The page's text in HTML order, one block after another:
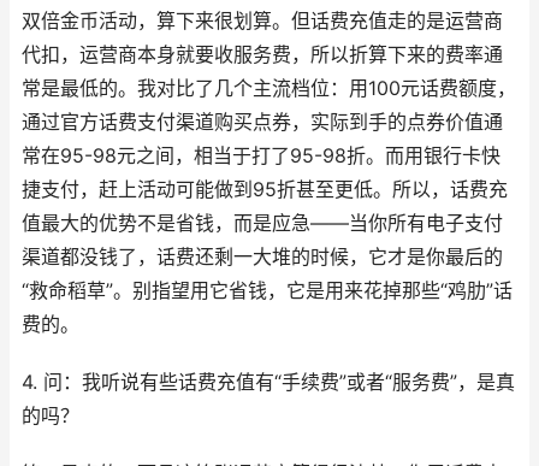
双倍金币活动，算下来很划算。但话费充值走的是运营商
代扣，运营商本身就要收服务费，所以折算下来的费率通
常是最低的。我对比了几个主流档位：用100元话费额度，
通过官方话费支付渠道购买点券，实际到手的点券价值通
常在95-98元之间，相当于打了95-98折。而用银行卡快
捷支付，赶上活动可能做到95折甚至更低。所以，话费充
值最大的优势不是省钱，而是应急——当你所有电子支付
渠道都没钱了，话费还剩一大堆的时候，它才是你最后的
“救命稻草”。别指望用它省钱，它是用来花掉那些“鸡肋”话
费的。
4. 问：我听说有些话费充值有“手续费”或者“服务费”，是真
的吗？